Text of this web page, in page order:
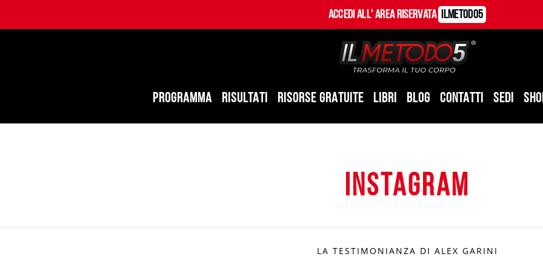
Accedi all' Area Riservata ILMetodo5
PROGRAMMA RISULTATI RISORSE GRATUITE LIBRI BLOG CONTATTI SEDI
instagram
LA TESTIMONIANZA DI ALEX GARINI